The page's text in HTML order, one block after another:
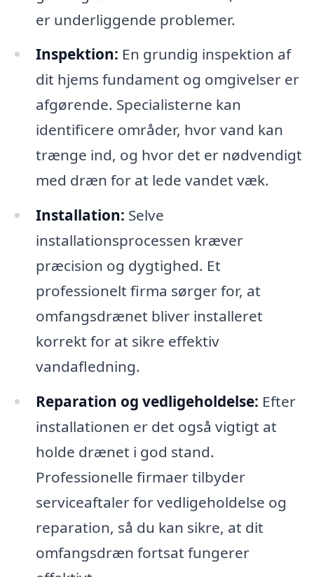
er underliggende problemer.
Inspektion: En grundig inspektion af
dit hjems fundament og omgivelser er
afgørende. Specialisterne kan
identificere områder, hvor vand kan
trænge ind, og hvor det er nødvendigt
med dræn for at lede vandet væk.
Installation: Selve
installationsprocessen kræver
præcision og dygtighed. Et
professionelt firma sørger for, at
omfangsdrænet bliver installeret
korrekt for at sikre effektiv
vandafledning.
Reparation og vedligeholdelse: Efter
installationen er det også vigtigt at
holde drænet i god stand.
Professionelle firmaer tilbyder
serviceaftaler for vedligeholdelse og
reparation, så du kan sikre, at dit
omfangsdræn fortsat fungerer